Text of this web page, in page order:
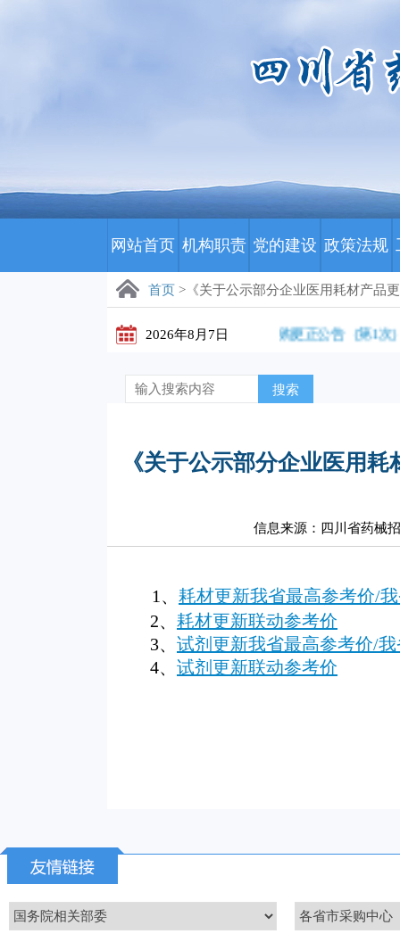
网站首页 机构职责 党的建设 政策法规
首页 >《关于公示部分企业医用耗材产品
2026年8月7日
川藏医保影像云（数字胶片）集中采购更正公告（第1次）
搜索
《关于公示部分企业医用
信息来源：四川省药械
1、 耗材更新我省最高参考价/
2、 耗材更新联动参考价
3、 试剂更新我省最高参考价/
4、 试剂更新联动参考价